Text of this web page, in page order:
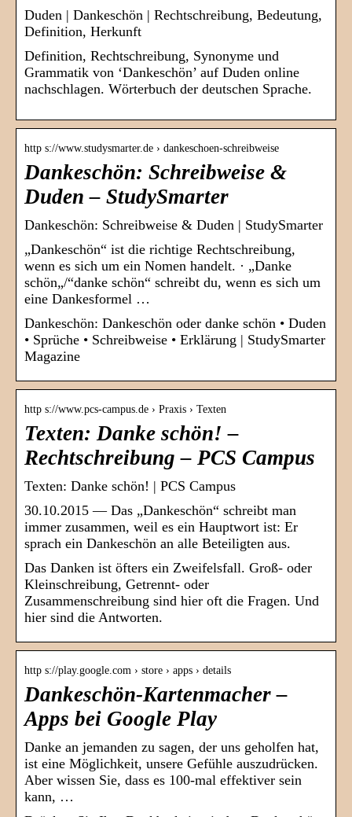
Duden | Dankeschön | Rechtschreibung, Bedeutung,
Definition, Herkunft
Definition, Rechtschreibung, Synonyme und
Grammatik von ‘Dankeschön’ auf Duden online
nachschlagen. Wörterbuch der deutschen Sprache.
http s://www.studysmarter.de › dankeschoen-schreibweise
Dankeschön: Schreibweise &
Duden – StudySmarter
Dankeschön: Schreibweise & Duden | StudySmarter
„Dankeschön“ ist die richtige Rechtschreibung,
wenn es sich um ein Nomen handelt. · „Danke
schön„/“danke schön“ schreibt du, wenn es sich um
eine Dankesformel …
Dankeschön: Dankeschön oder danke schön • Duden
• Sprüche • Schreibweise • Erklärung | StudySmarter
Magazine
http s://www.pcs-campus.de › Praxis › Texten
Texten: Danke schön! –
Rechtschreibung – PCS Campus
Texten: Danke schön! | PCS Campus
30.10.2015 — Das „Dankeschön“ schreibt man
immer zusammen, weil es ein Hauptwort ist: Er
sprach ein Dankeschön an alle Beteiligten aus.
Das Danken ist öfters ein Zweifelsfall. Groß- oder
Kleinschreibung, Getrennt- oder
Zusammenschreibung sind hier oft die Fragen. Und
hier sind die Antworten.
http s://play.google.com › store › apps › details
Dankeschön-Kartenmacher –
Apps bei Google Play
Danke an jemanden zu sagen, der uns geholfen hat,
ist eine Möglichkeit, unsere Gefühle auszudrücken.
Aber wissen Sie, dass es 100-mal effektiver sein
kann, …